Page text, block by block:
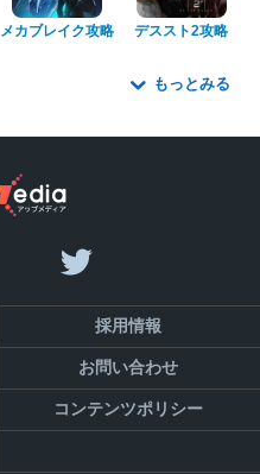
メカブレイク攻略 デススト2攻略
もっとみる
採用情報
お問い合わせ
コンテンツポリシー